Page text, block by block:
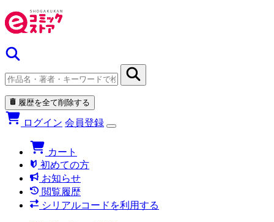
履歴を全て削除する
ログイン 会員登録
カート
初めての方
お知らせ
閲覧履歴
シリアルコードを利用する